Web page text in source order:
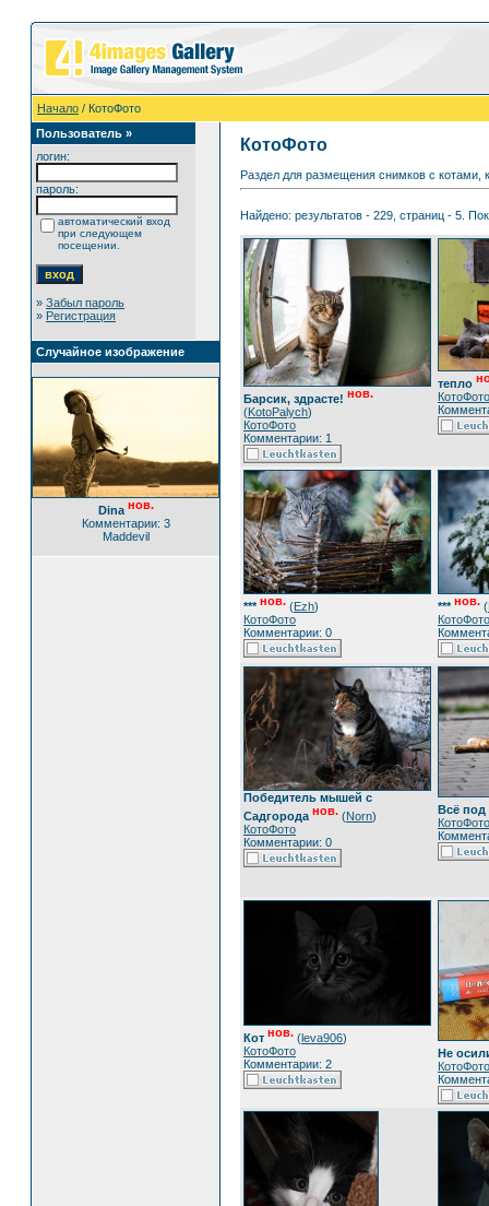
Начало / КотоФото
Пользователь »
логин:
пароль:
автоматический вход
при следующем
посещении.
» Забыл пароль
» Регистрация
Случайное изображение
Dina нов.
Комментарии: 3
Maddevil
КотоФото
Раздел для размещения снимков с котами,
Найдено: результатов - 229, страниц - 5.
Барсик, здрасте! нов.
(KotoPalych)
КотоФото
Комментарии: 1
тепло
КотоФото
*** нов. (Ezh)
КотоФото
Комментарии: 0
*** нов. (
КотоФото
Победитель мышей с
Садгорода нов. (Norn)
КотоФото
Комментарии: 0
Всё под
КотоФото
Кот нов. (leva906)
КотоФото
Комментарии: 2
Не
КотоФото